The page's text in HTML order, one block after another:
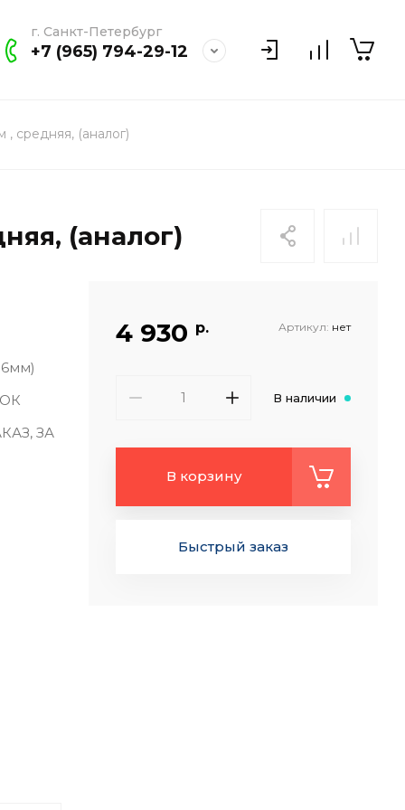
г. Санкт-Петербург
+7 (965) 794-29-12
средняя, (аналог)
(аналог)
ЗА
4 930 р. Артикул: нет
В наличии
В корзину
Быстрый заказ